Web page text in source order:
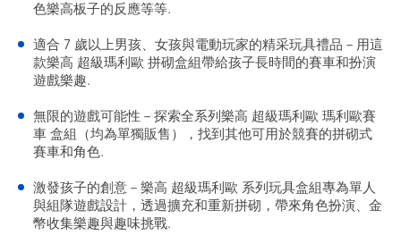
色樂高板子的反應等等.
適合 7 歲以上男孩、女孩與電動玩家的精采玩具禮品－用這
款樂高 超級瑪利歐 拼砌盒組帶給孩子長時間的賽車和扮演
遊戲樂趣.
無限的遊戲可能性－探索全系列樂高 超級瑪利歐 瑪利歐賽
車 盒組（均為單獨販售），找到其他可用於競賽的拼砌式
賽車和角色.
激發孩子的創意－樂高 超級瑪利歐 系列玩具盒組專為單人
與組隊遊戲設計，透過擴充和重新拼砌，帶來角色扮演、金
幣收集樂趣與趣味挑戰.